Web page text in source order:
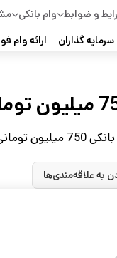
و ضوابط وام بانکی
سرمایه گذاران ارائه وام
در کردستان
به علاقه‌مندی‌ها